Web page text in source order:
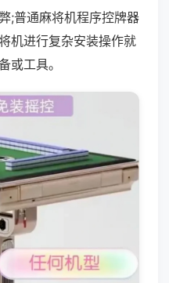
;普通麻将机程序控牌器
机进行复杂安装操作就
或工具。